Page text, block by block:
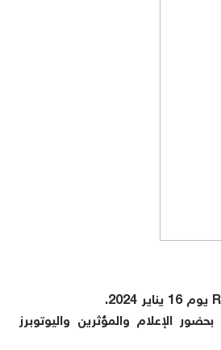
الإعلام والمؤثرين واليوتوبرز